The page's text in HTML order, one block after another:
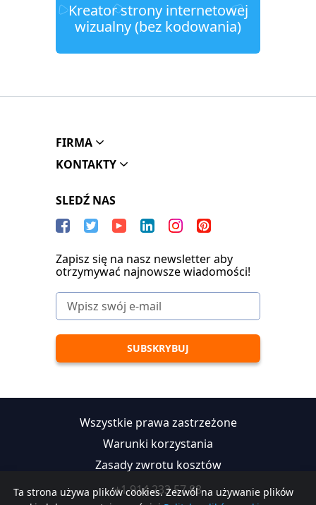
Kreator strony internetowej
wizualny (bez kodowania)
Ta strona używa plików cookies. Zezwól na używanie plików
FIRMA
KONTAKTY
SLEDŹ NAS
Zapisz się na nasz newsletter aby
otrzymywać najnowsze wiadomości!
Wszystkie prawa zastrzeżone
Warunki korzystania
Zasady zwrotu kosztów
+1 914 233 57 88